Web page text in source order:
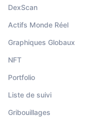
DexScan
Actifs Monde Réel
Graphiques Globaux
NFT
Portfolio
Liste de suivi
Gribouillages